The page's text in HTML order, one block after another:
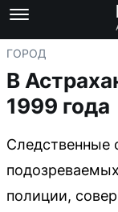
ГОРОД
В
1999 года
Следственные
полиции,